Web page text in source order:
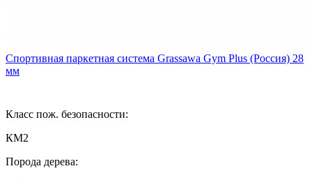
Спортивная паркетная система Grassawa Gym Plus (Россия) 28
мм
Класс пож. безопасности:
КМ2
Порода дерева: